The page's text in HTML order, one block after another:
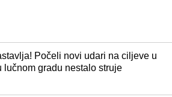
Počeli novi udari na ciljeve u
gradu nestalo struje